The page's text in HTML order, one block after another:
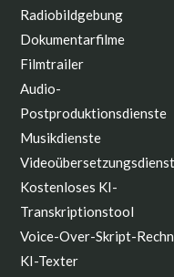
Radiobildgebung
Dokumentarfilme
Filmtrailer
Audio-
Postproduktionsdienste
Musikdienste
Kostenloses KI-
Transkriptionstool
Voice-Over-Skript-
KI-Texter